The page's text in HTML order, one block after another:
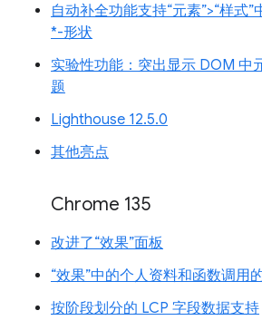
自动补全功能支持“元素”>“样式
*-形状
实验性功能：突出显示 DOM 中
题
Lighthouse 12.5.0
其他亮点
Chrome 135
改进了“效果”面板
“效果”中的个人资料和函数调用
按阶段划分的 LCP 字段数据支持